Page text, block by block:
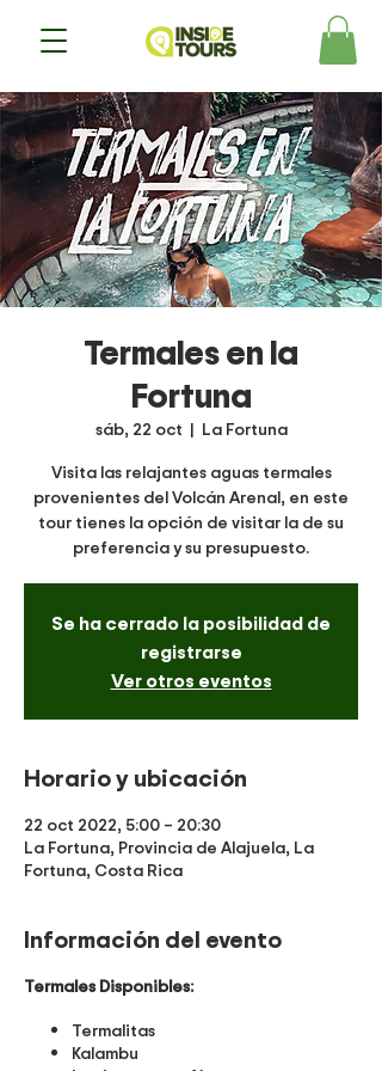
Termales en la
Fortuna
sáb, 22 oct
  |
La Fortuna
Visita las relajantes aguas termales
provenientes del Volcán Arenal, en este
tour tienes la opción de visitar la de su
preferencia y su presupuesto.
Se ha cerrado la posibilidad de
registrarse
Ver otros eventos
Horario y ubicación
22 oct 2022, 5:00 – 20:30
La Fortuna, Provincia de Alajuela, La
Fortuna, Costa Rica
Información del evento
Termales Disponibles:
Termalitas
Kalambu